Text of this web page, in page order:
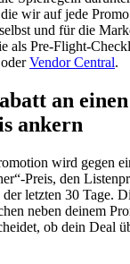
wir auf jede
und für die
als Pre-Flight-
Vendor Central.
an einen
ankern
wird gegen
Preis, den
letzten 30 Tage.
neben deinem
ob dein Deal